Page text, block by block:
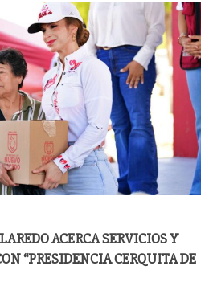
ACERCA SERVICIOS Y
“PRESIDENCIA CERQUITA DE